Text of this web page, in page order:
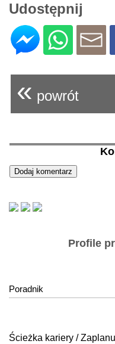
Udostępnij
« powrót
Profile
Poradnik
Ścieżka kariery /